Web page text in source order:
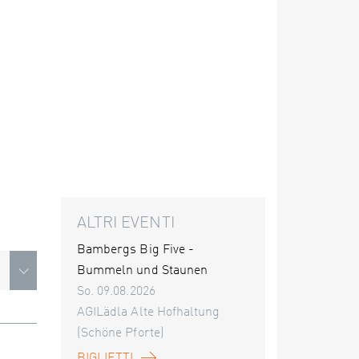
ALTRI EVENTI
Bambergs Big Five -
Bummeln und Staunen
So. 09.08.2026
AGILädla Alte Hofhaltung
(Schöne Pforte)